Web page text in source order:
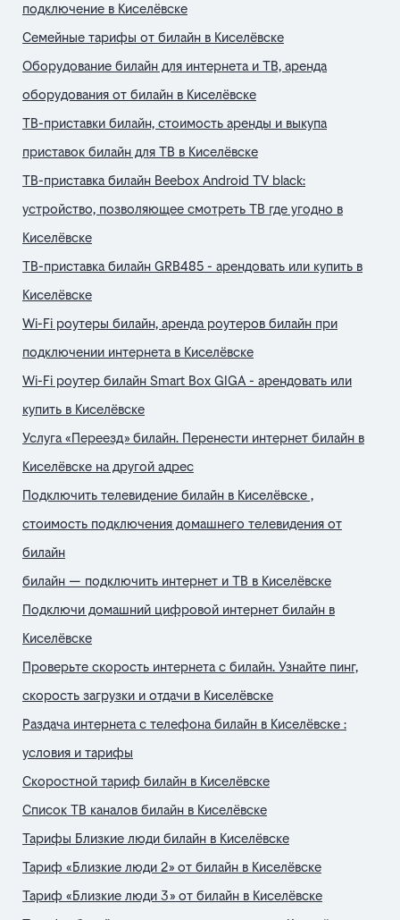
подключение в Киселёвске
Семейные тарифы от билайн в Киселёвске
Оборудование билайн для интернета и ТВ, аренда
оборудования от билайн в Киселёвске
ТВ-приставки билайн, стоимость аренды и выкупа
приставок билайн для ТВ в Киселёвске
ТВ-приставка билайн Beebox Android TV black:
устройство, позволяющее смотреть ТВ где угодно в
Киселёвске
ТВ-приставка билайн GRB485 - арендовать или купить в
Киселёвске
Wi-Fi роутеры билайн, аренда роутеров билайн при
подключении интернета в Киселёвске
Wi-Fi роутер билайн Smart Box GIGA - арендовать или
купить в Киселёвске
Услуга «Переезд» билайн. Перенести интернет билайн в
Киселёвске на другой адрес
Подключить телевидение билайн в Киселёвске ,
стоимость подключения домашнего телевидения от
билайн
билайн — подключить интернет и ТВ в Киселёвске
Подключи домашний цифровой интернет билайн в
Киселёвске
Проверьте скорость интернета с билайн. Узнайте пинг,
скорость загрузки и отдачи в Киселёвске
Раздача интернета с телефона билайн в Киселёвске :
условия и тарифы
Скоростной тариф билайн в Киселёвске
Список ТВ каналов билайн в Киселёвске
Тарифы Близкие люди билайн в Киселёвске
Тариф «Близкие люди 2» от билайн в Киселёвске
Тариф «Близкие люди 3» от билайн в Киселёвске